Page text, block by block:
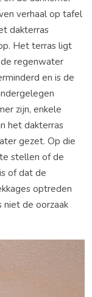
verhaal op tafel
dakterras
Het terras ligt
regenwater
en is de
zijn, enkele
het dakterras
gezet. Op die
stellen of de
of dat de
optreden
de oorzaak